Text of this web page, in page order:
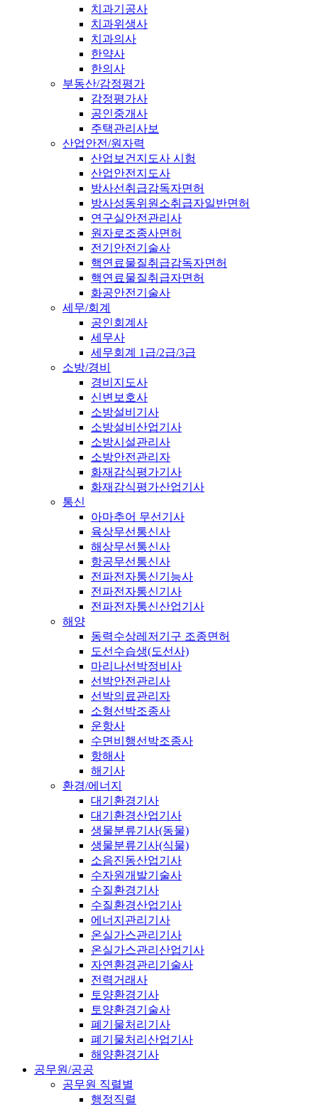
치과기공사
치과위생사
치과의사
한약사
한의사
부동산/감정평가
감정평가사
공인중개사
주택관리사보
산업안전/원자력
산업보건지도사 시험
산업안전지도사
방사선취급감독자면허
방사성동위원소취급자일반면허
연구실안전관리사
원자로조종사면허
전기안전기술사
핵연료물질취급감독자면허
핵연료물질취급자면허
화공안전기술사
세무/회계
공인회계사
세무사
세무회계 1급/2급/3급
소방/경비
경비지도사
신변보호사
소방설비기사
소방설비산업기사
소방시설관리사
소방안전관리자
화재감식평가기사
화재감식평가산업기사
통신
아마추어 무선기사
육상무선통신사
해상무선통신사
항공무선통신사
전파전자통신기능사
전파전자통신기사
전파전자통신산업기사
해양
동력수상레저기구 조종면허
도선수습생(도선사)
마리나선박정비사
선박안전관리사
선박의료관리자
소형선박조종사
운항사
수면비행선박조종사
항해사
해기사
환경/에너지
대기환경기사
대기환경산업기사
생물분류기사(동물)
생물분류기사(식물)
소음진동산업기사
수자원개발기술사
수질환경기사
수질환경산업기사
에너지관리기사
온실가스관리기사
온실가스관리산업기사
자연환경관리기술사
전력거래사
토양환경기사
토양환경기술사
폐기물처리기사
폐기물처리산업기사
해양환경기사
공무원/공공
공무원 직렬별
행정직렬